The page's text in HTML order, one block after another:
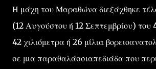
Η μάχη του Μαραθώνα διεξάχθηκε
(12 Αυγούστου ή 12 Σεπτεμβρίου) του
42 χιλιόμετρα ή 26 μίλια
σε μια παραθαλάσσιαπεδιάδα που